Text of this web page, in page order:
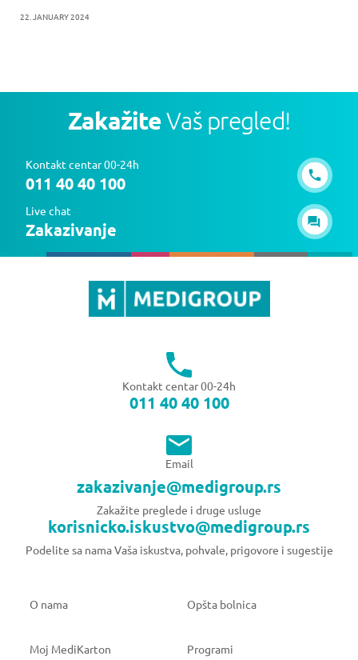
22. JANUARY 2024
ZakažiteVaš pregled!
Kontakt centar 00-24h
011 40 40 100
Live chat
Zakazivanje
Kontakt centar 00-24h
011 40 40 100
Email
zakazivanje@medigroup.rs
Zakažite preglede i druge usluge
korisnicko.iskustvo@medigroup.rs
Podelite sa nama Vaša iskustva, pohvale, prigovore i sugestije
O nama Opšta bolnica
Moj MediKarton Programi